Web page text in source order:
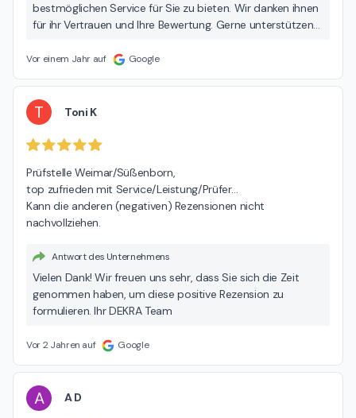
bestmöglichen Service für Sie zu bieten. Wir danken ihnen
für ihr Vertrauen und Ihre Bewertung. Gerne unterstützen
Team
Vor einem Jahr auf Google
T Toni K
Prüfstelle Weimar/Süßenborn,
top zufrieden mit Service/Leistung/Prüfer…
Kann die anderen (negativen) Rezensionen nicht
nachvollziehen.
Antwort des Unternehmens
Vielen Dank! Wir freuen uns sehr, dass Sie sich die Zeit
genommen haben, um diese positive Rezension zu
formulieren. Ihr DEKRA Team
Vor 2 Jahren auf Google
A A D